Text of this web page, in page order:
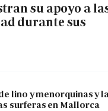
su apoyo a
durante sus
lino y menorquinas y
surferas en Mallorca